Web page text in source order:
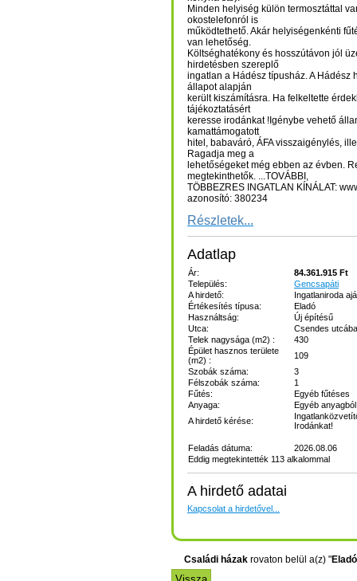
Minden helyiség külön termosztáttal
okostelefonról is
működtethető. Akár helyiségenkénti
van lehetőség.
Költséghatékony és hosszútávon jól
hirdetésben szereplő
ingatlan a Hádész típusház. A Hádész
állapot alapján
került kiszámításra. Ha felkeltette
tájékoztatásért
keresse irodánkat !Igénybe vehető
kamattámogatott
hitel, babaváró, ÁFA visszaigénylés,
Ragadja meg a
lehetőségeket még ebben az évben.
megtekinthetők. ...TOVÁBBI,
TÖBBEZRES INGATLAN KÍNÁLAT:
azonosító: 380234
Részletek...
Adatlap
Ár:
84.361.915 Ft
Település:
Gencsapáti
A hirdető:
Ingatlaniroda
Értékesítés típusa:
Eladó
Használtság:
Új építésű
Utca:
Csendes
Telek nagysága (m2) :
430
Épület hasznos területe
(m2) :
109
Szobák száma:
3
Félszobák száma:
1
Fűtés:
Egyéb fűtéses
Anyaga:
Egyéb
A hirdető kérése:
Irodánkat!
Feladás dátuma:
2026.08.06
Eddig megtekintették 113 alkalommal
A hirdető adatai
Kapcsolat a hirdetővel...
Családi házakrovaton belül a(z) "